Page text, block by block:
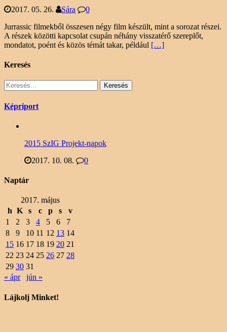
2017. 05. 26. Sára
0
Jurrassic filmekből összesen négy film készült, mint a sorozat részei.
A részek közötti kapcsolat csupán néhány visszatérő szereplőt,
mondatot, poént és közös témát takar, például […]
Keresés
Keresés:
Képriport
2015 SzIG Projekt-napok
2017. 10. 08.
0
Naptár
2017. május
h K s c p s
v
1
2 3 4 5 6
7
8
9 10 11 12 13 14
15 16 17 18 19 20 21
22 23 24 25 26 27 28
29 30 31
« ápr
jún »
Lájkolj Minket!